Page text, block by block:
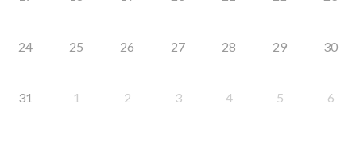
24 25 26 27 28 29 30
31 1 2 3 4 5 6